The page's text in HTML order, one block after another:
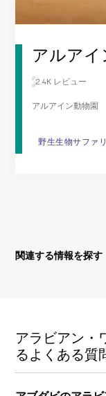
アルアイ
2.4K レビュー
アルアイン動物園
野生生物サファリ
野生生物サファリ
関連する情報を探す
アラビアン・
るよくある質